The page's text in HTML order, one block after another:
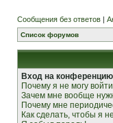
Сообщения без ответов |
Список форумов
Вход на конференцию
Почему я не могу
Зачем мне вообще
Почему мне
Как сделать, чтобы я